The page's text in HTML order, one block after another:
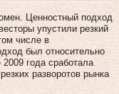
Ценностный подход
упустили резкий
числе в
был относительно
года сработала
разворотов рынка